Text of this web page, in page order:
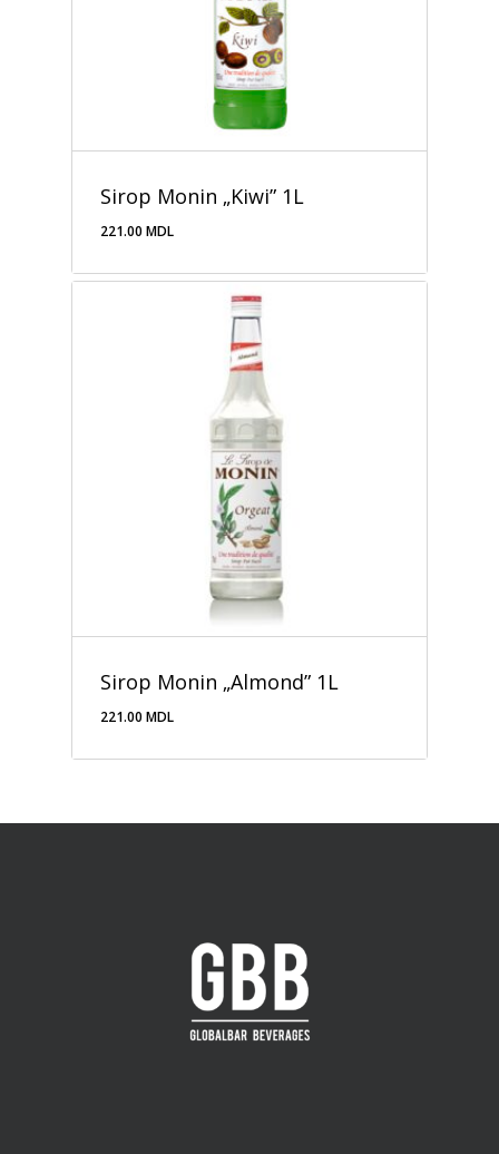
Sirop Monin „Kiwi” 1L
221.00 MDL
Sirop Monin „Almond” 1L
221.00 MDL